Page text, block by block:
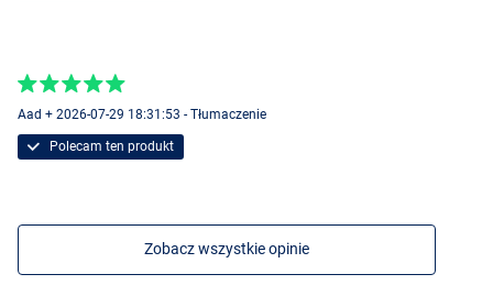
Aad + 2026-07-29 18:31:53 - Tłumaczenie
Polecam ten produkt
Zobacz wszystkie opinie